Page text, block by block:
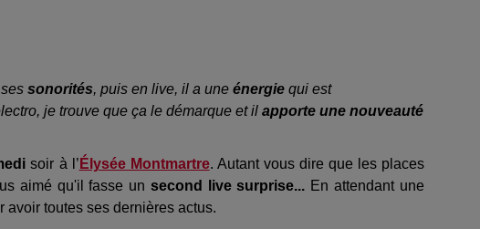
sonorités, puis en live, il a une énergie qui est
je trouve que ça le démarque et il apporte une nouveauté
soir à l’ Élysée Montmartre. Autant vous dire que les places
aimé qu'il fasse un second live surprise... En attendant une
toutes ses dernières actus.